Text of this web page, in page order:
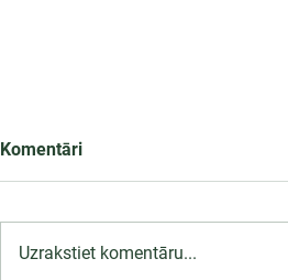
Komentāri
Uzrakstiet komentāru...